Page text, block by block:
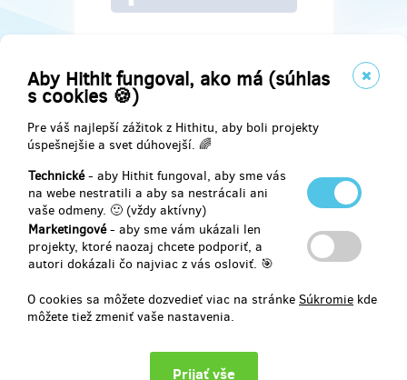
Aby Hithit fungoval, ako má (súhlas
s cookies 🍪)
Pre váš najlepší zážitok z Hithitu, aby boli projekty
úspešnejšie a svet dúhovejší. 🌈
Technické- aby Hithit fungoval, aby sme vás
na webe nestratili a aby sa nestrácali ani
vaše odmeny. 🙂 (vždy aktívny)
Marketingové- aby sme vám ukázali len
projekty, ktoré naozaj chcete podporiť, a
autori dokázali čo najviac z vás osloviť. 🎯
O cookies sa môžete dozvedieť viac na stránke Súkromie kde
môžete tiež zmeniť vaše nastavenia.
Najdete nás na